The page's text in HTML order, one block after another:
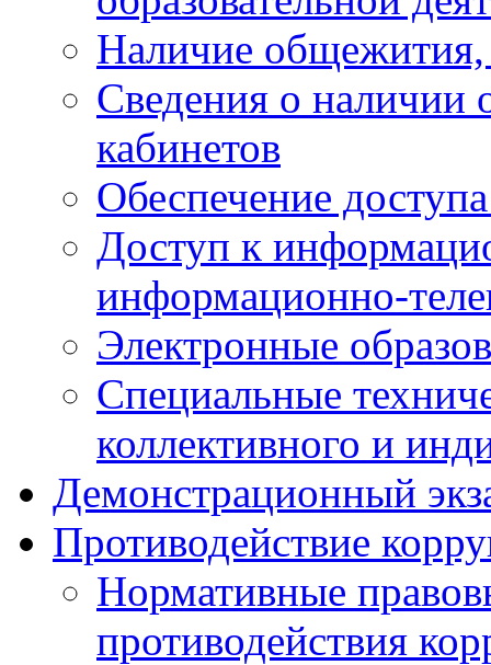
Наличие общежития,
Сведения о наличии
кабинетов
Обеспечение
Доступ к
информационно-
Электронные
Специальные
коллективного и
Демонстрационный
Противодействие
Нормативные
противодействия